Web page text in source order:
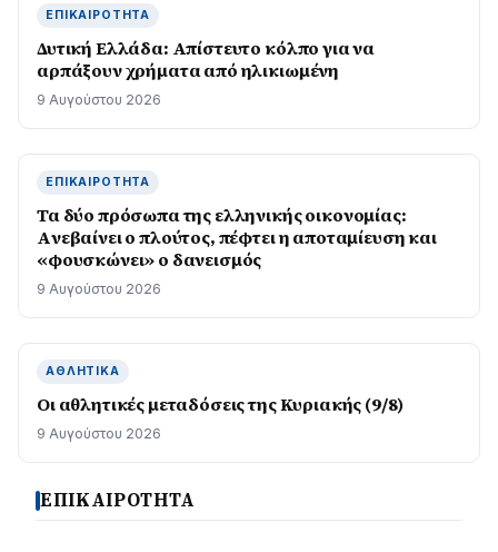
ΕΠΙΚΑΙΡΌΤΗΤΑ
Δυτική Ελλάδα: Απίστευτο κόλπο για να
αρπάξουν χρήματα από ηλικιωμένη
9 Αυγούστου 2026
ΕΠΙΚΑΙΡΌΤΗΤΑ
Τα δύο πρόσωπα της ελληνικής οικονομίας:
Aνεβαίνει ο πλούτος, πέφτει η αποταμίευση και
«φουσκώνει» ο δανεισμός
9 Αυγούστου 2026
ΑΘΛΗΤΙΚΆ
Οι αθλητικές μεταδόσεις της Κυριακής (9/8)
9 Αυγούστου 2026
ΕΠΙΚΑΙΡΟΤΗΤΑ